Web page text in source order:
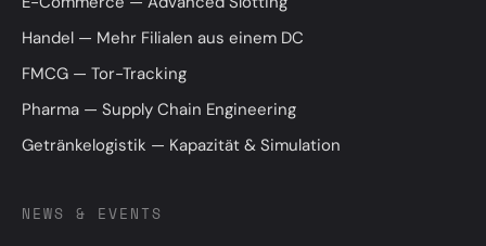
Handel — Mehr Filialen aus einem DC
FMCG — Tor-Tracking
Pharma — Supply Chain Engineering
Getränkelogistik — Kapazität & Simulation
NEWS & EVENTS